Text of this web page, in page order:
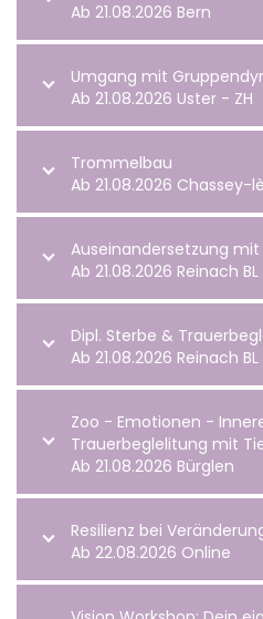
Ab 21.08.2026 Bern
Umgang mit
Ab 21.08.2026 Uster - ZH
Trommelbau
Ab 21.08.2026 Chassey-
Auseinandersetzung
Ab 21.08.2026 Reinach BL
Dipl. Sterbe &
Ab 21.08.2026 Reinach BL
Zoo - Emotionen -
Trauerbeglelitung mit
Ab 21.08.2026 Bürglen
Resilienz bei
Ab 22.08.2026 Online